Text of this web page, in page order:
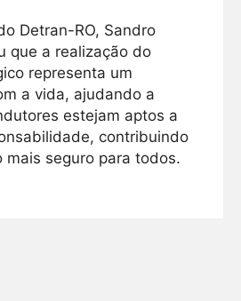
Detran-RO, Sandro
que a realização do
representa um
a vida, ajudando a
estejam aptos a
contribuindo
mais seguro para todos.